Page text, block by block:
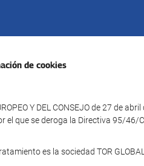
de cookies
Y DEL CONSEJO de 27 de
que se deroga la Directiva 95/46/
es la sociedad TOR